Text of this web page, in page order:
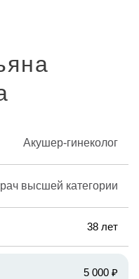
высшей категории
5 000 ₽
Акушер-гинеколог
38 лет